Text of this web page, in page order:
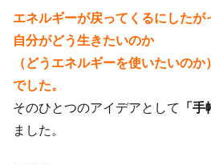
エネルギーが戻ってくるにしたが
自分がどう生きたいのか
（どうエネルギーを使いたいの
でした。
そのひとつのアイデアとして
「
ました。